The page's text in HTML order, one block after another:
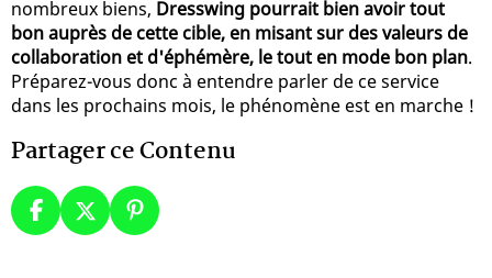
nombreux biens, Dresswing pourrait bien avoir tout
bon auprès de cette cible, en misant sur des valeurs de
collaboration et d'éphémère, le tout en mode bon plan.
Préparez-vous donc à entendre parler de ce service
dans les prochains mois, le phénomène est en marche !
Partager ce Contenu